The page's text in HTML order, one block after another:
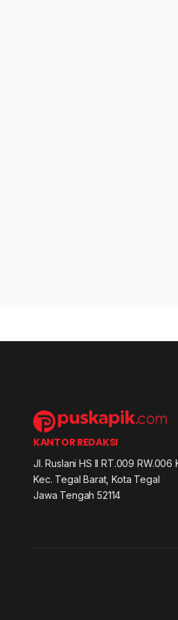
KANTOR REDAKSI
Jl. Ruslani HS II RT.009 RW.006
Kec. Tegal Barat, Kota Tegal
Jawa Tengah 52114